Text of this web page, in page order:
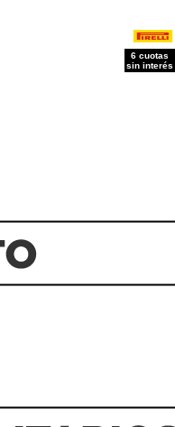
6 cuotas
sin interés
6 cuotas
sin interés